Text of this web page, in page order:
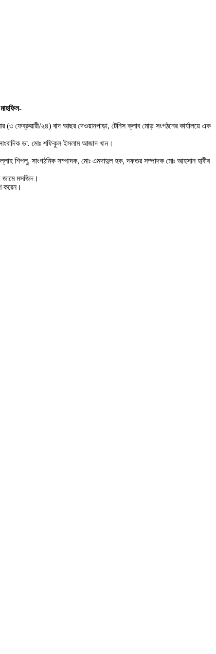
ফেব্রুয়ারী/২৪) বাদ আছর দেওয়ানপাড়া, টেনিস ক্লাব মোড় সংগঠনের কার্যালয়ে এক
ডা. মোঃ শফিকুল ইসলাম আজাদ খান।
শিপলু, সাংগঠনিক সম্পাদক, মোঃ এমদাদুল হক, দফতর সম্পাদক মোঃ আহসান হাবীব
জামে মসজিদ।
করেন।